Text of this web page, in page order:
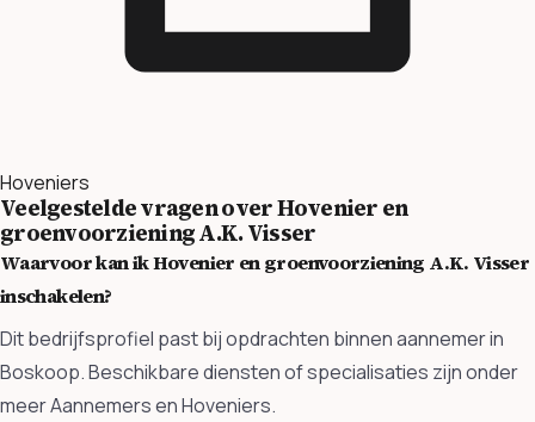
Hoveniers
Veelgestelde vragen over Hovenier en
groenvoorziening A.K. Visser
Waarvoor kan ik Hovenier en groenvoorziening A.K. Visser
inschakelen?
Dit bedrijfsprofiel past bij opdrachten binnen aannemer in
Boskoop. Beschikbare diensten of specialisaties zijn onder
meer Aannemers en Hoveniers.